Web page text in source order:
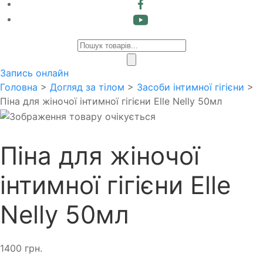
Products
Запись онлайн
Головна > Догляд за тілом > Засоби інтимної гігієни >
Піна для жіночої інтимної гігієни Elle Nelly 50мл
Піна для жіночої
інтимної гігієни Elle
Nelly 50мл
1400 грн.